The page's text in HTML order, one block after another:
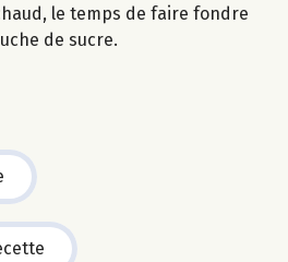
le temps de faire fondre
de sucre.